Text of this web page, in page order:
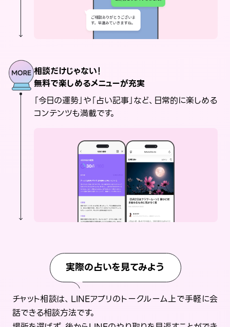
相談だけじゃない！
無料で楽しめるメニューが充実
「今日の運勢」や「占い記事」など、日常的に楽しめる
コンテンツも満載です。
実際の占いを見てみよう
チャット相談は、LINEアプリのトークルーム上で手軽に会
話できる相談方法です。